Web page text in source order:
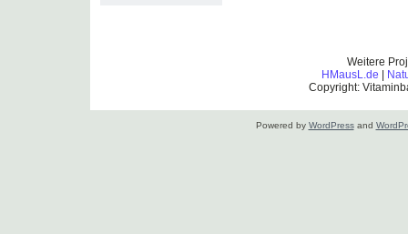
Weitere
HMausL.de
Copyright:
Powered by WordPressand